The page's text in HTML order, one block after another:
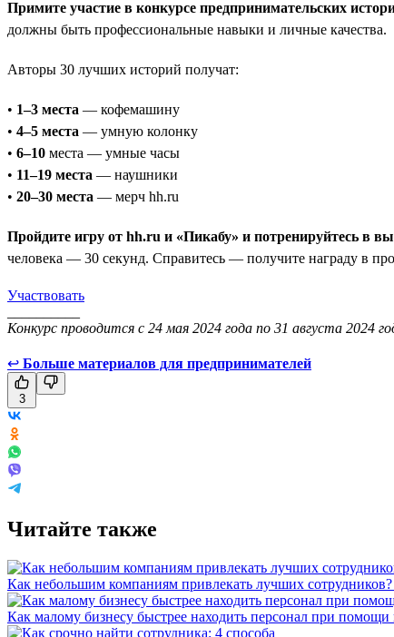
Примите участие в конкурсе предпринимательских
должны быть профессиональные навыки и личные качества.
Авторы 30 лучших историй получат:
• 1–3 места — кофемашину
• 4–5 места — умную колонку
• 6–10 места — умные часы
• 11–19 места — наушники
• 20–30 места — мерч hh.ru
Пройдите игру от hh.ru и «Пикабу» и потренируйтесь в
человека — 30 секунд. Справитесь — получите награду в
Участвовать
Конкурс проводится с 24 мая 2024 года по 31 августа 2024
↩ Больше материалов для предпринимателей
3
Читайте также
Как небольшим компаниям привлекать лучших
Как малому бизнесу быстрее находить персонал при